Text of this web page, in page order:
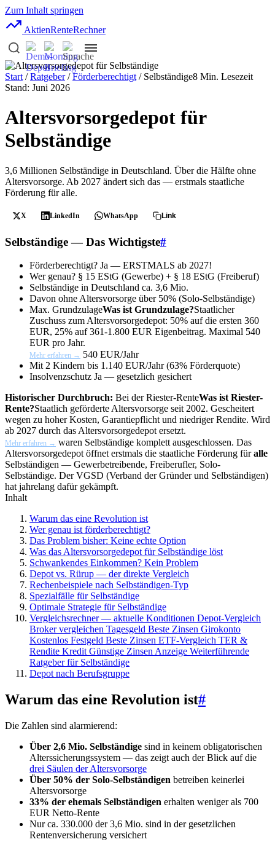
Zum Inhalt springen
AktienRenteRechner
Start /Ratgeber/Förderberechtigt / Selbständige8 Min. Lesezeit
Stand: Juni 2026
Altersvorsorgedepot für
Selbständige
3,6 Millionen Selbständige in Deutschland. Über die Hälfte ohne
Altersvorsorge. Ab 2027 ändert sich das — erstmals staatliche
Förderung für alle.
X LinkedIn WhatsApp Link
Selbständige — Das Wichtigste#
Förderberechtigt? Ja — ERSTMALS ab 2027!
Wer genau? § 15 EStG (Gewerbe) + § 18 EStG (Freiberuf)
Selbständige in Deutschland ca. 3,6 Mio.
Davon ohne Altersvorsorge über 50% (Solo-Selbständige)
Max. GrundzulageWas ist Grundzulage?Staatlicher
Zuschuss zum Altersvorsorgedepot: 50% auf die ersten 360
EUR, 25% auf 361-1.800 EUR Eigenbeitrag. Maximal 540
EUR pro Jahr.
Mehr erfahren → 540 EUR/Jahr
Mit 2 Kindern bis 1.140 EUR/Jahr (63% Förderquote)
Insolvenzschutz Ja — gesetzlich gesichert
Historischer Durchbruch: Bei derRiester-RenteWas ist Riester-
Rente?Staatlich geförderte Altersvorsorge seit 2002. Gescheitert
wegen zu hoher Kosten, Garantiepflicht und niedriger Rendite. Wird
ab 2027 durch das Altersvorsorgedepot ersetzt.
Mehr erfahren → waren Selbständige komplett ausgeschlossen. Das
Altersvorsorgedepot öffnet erstmals die staatliche Förderung füralle
Selbständigen — Gewerbetreibende, Freiberufler, Solo-
Selbständige. Der VGSD (Verband der Gründer und Selbständigen)
hat jahrelang dafür gekämpft.
Inhalt
Warum das eine Revolution ist
Wer genau ist förderberechtigt?
Das Problem bisher: Keine echte Option
Was das Altersvorsorgedepot für Selbständige löst
Schwankendes Einkommen? Kein Problem
Depot vs. Rürup — der direkte Vergleich
Rechenbeispiele nach Selbständigen-Typ
Spezialfälle für Selbständige
Optimale Strategie für Selbständige
Vergleichsrechner — aktuelle Konditionen Depot-Vergleich
Broker vergleichen Tagesgeld Beste Zinsen Girokonto
Kostenlos Festgeld Beste Zinsen ETF-Vergleich TER &
Rendite Kredit Günstige Zinsen Anzeige Weiterführende
Ratgeber für Selbständige
Depot nach Berufsgruppe
Warum das eine Revolution ist#
Die Zahlen sind alarmierend:
Über 2,6 Mio. Selbständige sind in keinem obligatorischen
Alterssicherungssystem — das zeigt auch der Blick auf die
drei Säulen der Altersvorsorge
Über 50% der Solo-Selbständigen betreiben keinerlei
Altersvorsorge
33% der ehemals Selbständigen erhalten weniger als 700
EUR Netto-Rente
Nur ca. 330.000 der 3,6 Mio. sind in der gesetzlichen
Rentenversicherung versichert